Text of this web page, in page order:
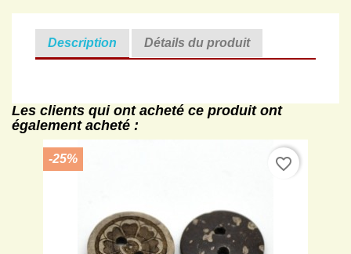
Description Détails du produit
Les clients qui ont acheté ce produit ont
également acheté :
-25% favorite_border